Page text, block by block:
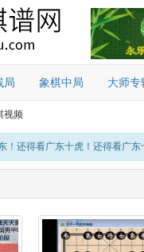
局 象棋中局 大师专
视频
！还得看广东十虎！还得看广东